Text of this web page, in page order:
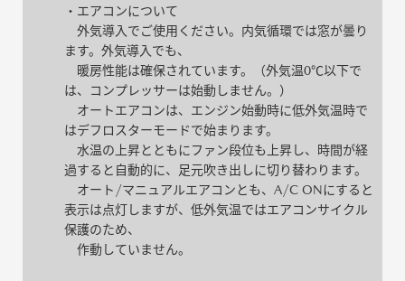
・エアコンについて
外気導入でご使用ください。内気循環では窓が曇り
ます。外気導入でも、
暖房性能は確保されています。（外気温0℃以下で
は、コンプレッサーは始動しません。）
オートエアコンは、エンジン始動時に低外気温時で
はデフロスターモードで始まります。
水温の上昇とともにファン段位も上昇し、時間が経
過すると自動的に、足元吹き出しに切り替わります。
オート/マニュアルエアコンとも、A/C ONにすると
表示は点灯しますが、低外気温ではエアコンサイクル
保護のため、
作動していません。